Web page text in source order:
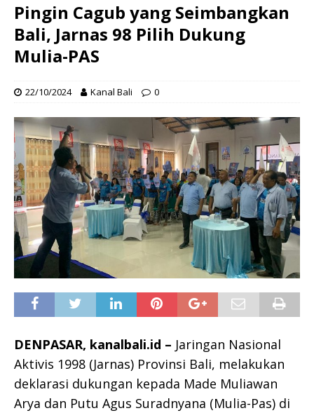
Pingin Cagub yang Seimbangkan
Bali, Jarnas 98 Pilih Dukung
Mulia-PAS
22/10/2024 Kanal Bali 0
DENPASAR, kanalbali.id – Jaringan Nasional
Aktivis 1998 (Jarnas) Provinsi Bali, melakukan
deklarasi dukungan kepada Made Muliawan
Arya dan Putu Agus Suradnyana (Mulia-Pas) di